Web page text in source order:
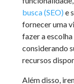
busca (SEO) e
fornecer uma
fazer a
considerando
recursos
Além disso,